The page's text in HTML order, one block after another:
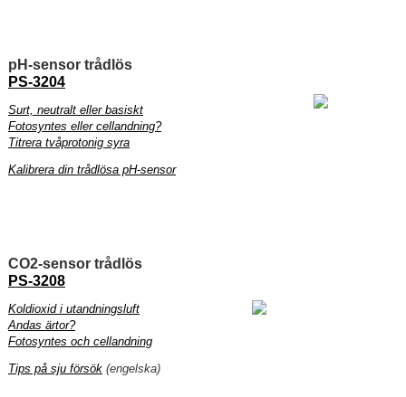
pH-sensor trådlös
PS-3204
Surt, neutralt eller basiskt
Fotosyntes eller cellandning?
Titrera tvåprotonig syra
Kalibrera din trådlösa pH-sensor
CO2-sensor trådlös
PS-3208
Koldioxid i utandningsluft
Andas ärtor?
Fotosyntes och cellandning
Tips på sju försök (engelska)